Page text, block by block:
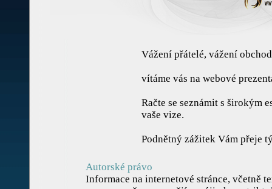
Vážení přátelé, vážení
vítáme vás na webové
Račte se seznámit s širokým
vaše vize.
Podnětný zážitek Vám přeje
Autorské právo
Informace na internetové stránce, včetně